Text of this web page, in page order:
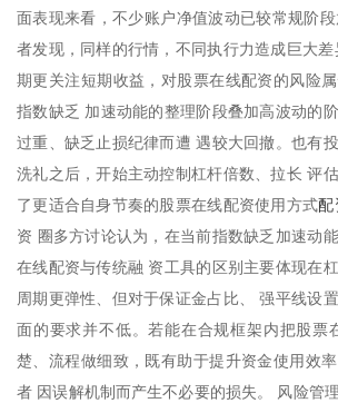
面表现来看，不少账户净值波动已较常规阶
者发现，同样的行情，不同执行力造成巨大
期更关注短期收益，对股票在线配资的风险
指数缺乏 加速动能的整理阶段叠加高波动的
过重、缺乏止损纪律而遭 遇较大回撤。也有
洗礼之后，开始主动控制杠杆倍数、拉长 评
了更适合自身节奏的股票在线配资使用方式配
资 圈多方讨论认为，在当前指数缺乏加速动
在线配资与传统融 资工具的区别主要体现在
周期更弹性、但对于保证金占比、 强平线设
面的要求并不低。若能在合规框架内把股票
楚、流程做细致，既有助于提升资金使用效
者 因误解机制而产生不必要的损失。 风险管